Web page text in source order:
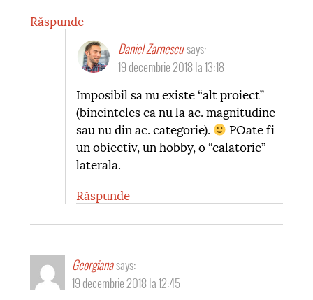
Răspunde
Daniel Zarnescusays:
19 decembrie 2018 la 13:18
Imposibil sa nu existe “alt proiect”
(bineinteles ca nu la ac. magnitudine
sau nu din ac. categorie).
POate fi
un obiectiv, un hobby, o “calatorie”
laterala.
Răspunde
Georgianasays:
19 decembrie 2018 la 12:45